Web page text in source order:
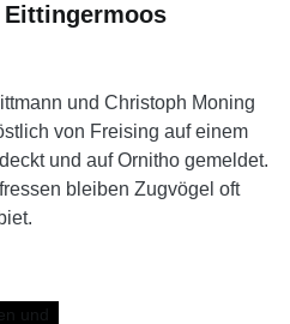
Eittingermoos
und Christoph Moning
von Freising auf einem
und auf Ornitho gemeldet.
bleiben Zugvögel oft